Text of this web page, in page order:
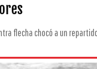
flecha chocó a un